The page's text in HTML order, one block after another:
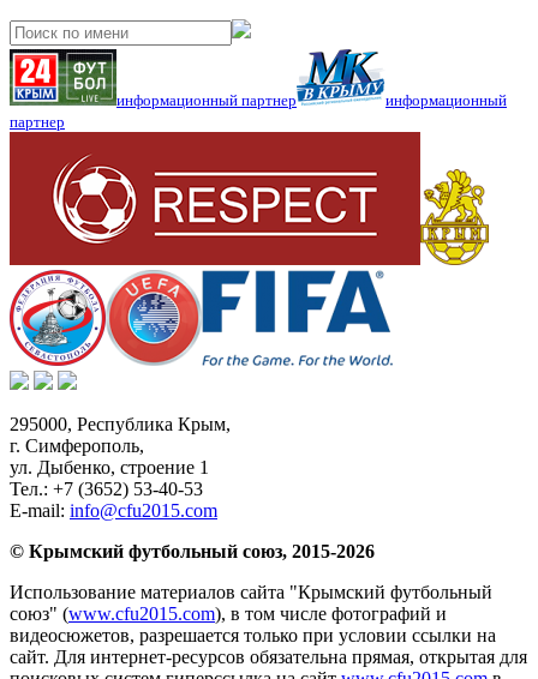
информационный партнер
информационный
партнер
295000, Республика Крым,
г. Симферополь,
ул. Дыбенко, строение 1
Тел.: +7 (3652) 53-40-53
E-mail: info@cfu2015.com
© Крымский футбольный союз, 2015-2026
Использование материалов сайта "Крымский футбольный
союз" (www.cfu2015.com), в том числе фотографий и
видеосюжетов, разрешается только при условии ссылки на
сайт. Для интернет-ресурсов обязательна прямая, открытая для